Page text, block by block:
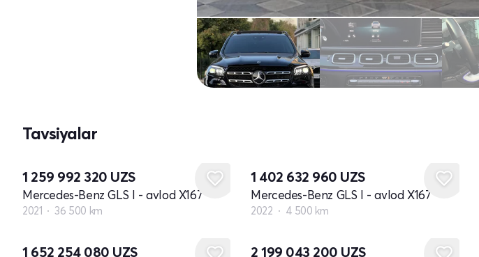
Tavsiyalar
1 259 992 320 UZS
Mercedes-Benz GLS I - avlod X167
2021 36 500 km
1 402 632 960 UZS
Mercedes-Benz GLS I - avlod X167
2022 4 500 km
1 652 254 080 UZS 2 199 043 200 UZS